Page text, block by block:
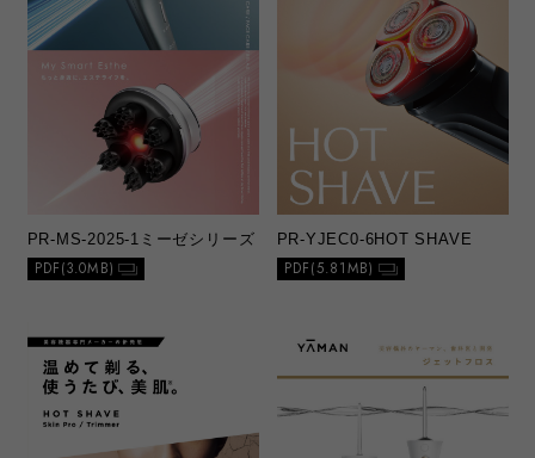
PR-MS-2025-1 ミーゼシリーズ
PDF(3.0MB)
PR-YJEC0-6HOT SHAVE
PDF(5.81MB)